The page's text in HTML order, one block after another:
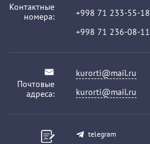
Контактные
номера:
+998 71 233-55-18
+998 71 236-08-11
Почтовые
адреса:
kurorti@mail.ru
kurorti@mail.ru
telegram